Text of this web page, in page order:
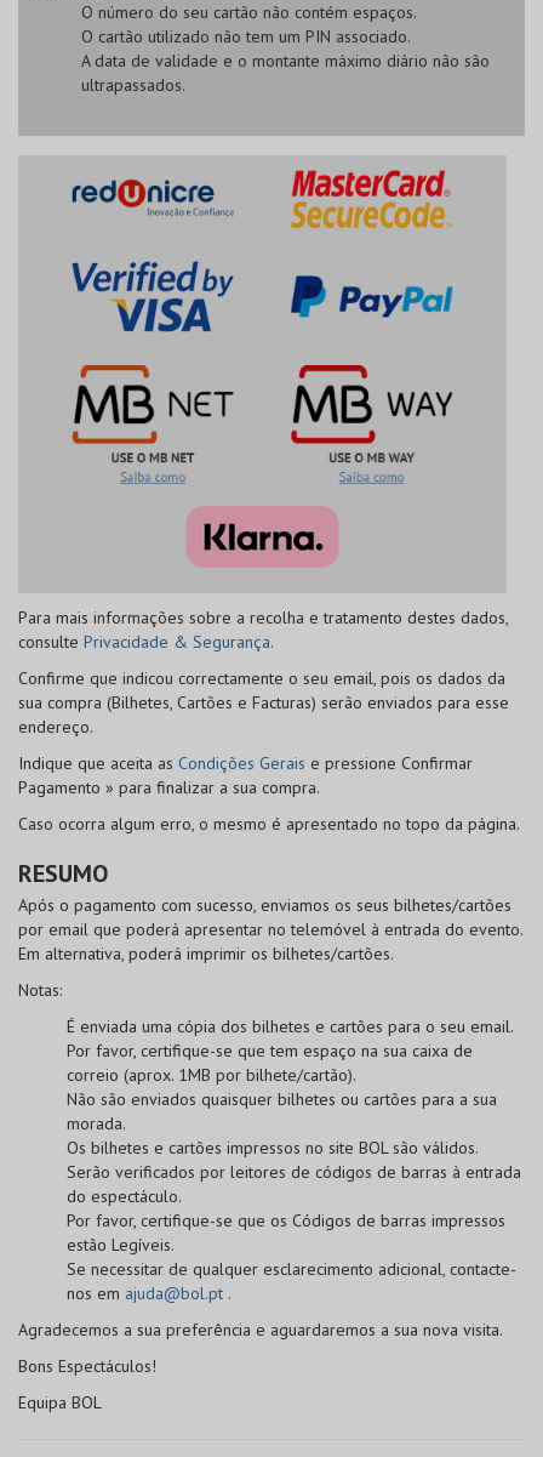
O número do seu cartão não contém espaços.
O cartão utilizado não tem um PIN associado.
A data de validade e o montante máximo diário não são
ultrapassados.
Para mais informações sobre a recolha e tratamento destes dados,
consulte Privacidade & Segurança.
Confirme que indicou correctamente o seu email, pois os dados da
sua compra (Bilhetes, Cartões e Facturas) serão enviados para esse
endereço.
Indique que aceita as Condições Gerais e pressione Confirmar
Pagamento » para finalizar a sua compra.
Caso ocorra algum erro, o mesmo é apresentado no topo da página.
RESUMO
Após o pagamento com sucesso, enviamos os seus bilhetes/cartões
por email que poderá apresentar no telemóvel à entrada do evento.
Em alternativa, poderá imprimir os bilhetes/cartões.
Notas:
É enviada uma cópia dos bilhetes e cartões para o seu email.
Por favor, certifique-se que tem espaço na sua caixa de
correio (aprox. 1MB por bilhete/cartão).
Não são enviados quaisquer bilhetes ou cartões para a sua
morada.
Os bilhetes e cartões impressos no site BOLsão válidos.
Serão verificados por leitores de códigos de barras à entrada
do espectáculo.
Por favor, certifique-se que os Códigos de barras impressos
estão Legíveis.
Se necessitar de qualquer esclarecimento adicional, contacte-
nos em ajuda@bol.pt .
Agradecemos a sua preferência e aguardaremos a sua nova visita.
Bons Espectáculos!
Equipa BOL